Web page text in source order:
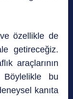
özellikle de
getireceğiz.
araçlarının
Böylelikle bu
kanıta